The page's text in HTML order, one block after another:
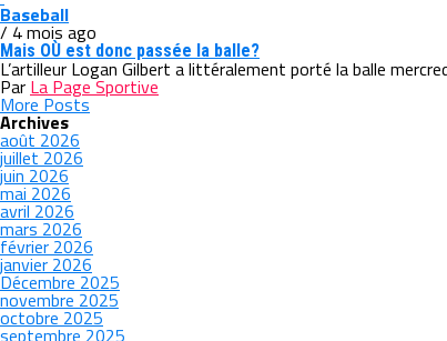
Baseball
/ 4 mois ago
Mais OÙ est donc passée la balle?
L’artilleur Logan Gilbert a littéralement porté la balle
Par La Page Sportive
More Posts
Archives
août 2026
juillet 2026
juin 2026
mai 2026
avril 2026
mars 2026
février 2026
janvier 2026
Décembre 2025
novembre 2025
octobre 2025
septembre 2025